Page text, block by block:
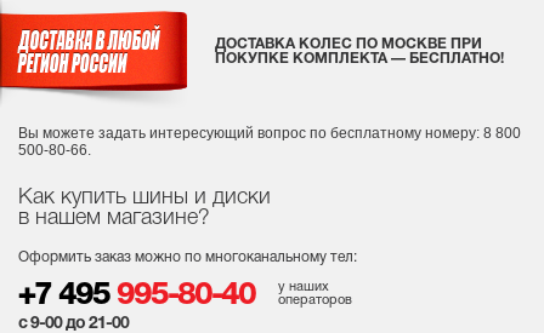
Как купить шины и диски
в нашем магазине?
Оформить заказ можно по многоканальному тел:
+7 495 995-80-40
у наших
операторов
с 9-00 до 21-00
ДОСТАВКА КОЛЕС ПО МОСКВЕ ПРИ
ПОКУПКЕ КОМПЛЕКТА — БЕСПЛАТНО!
Вы можете задать интересующий вопрос по бесплатному номеру: 8 800
500-80-66.